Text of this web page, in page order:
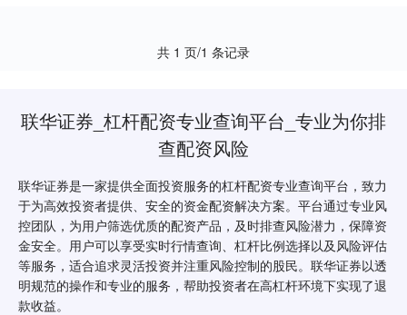
共 1 页/1 条记录
联华证券_杠杆配资专业查询平台_专业为你排
查配资风险
联华证券是一家提供全面投资服务的杠杆配资专业查询平台，致力
于为高效投资者提供、安全的资金配资解决方案。平台通过专业风
控团队，为用户筛选优质的配资产品，及时排查风险潜力，保障资
金安全。用户可以享受实时行情查询、杠杆比例选择以及风险评估
等服务，适合追求灵活投资并注重风险控制的股民。联华证券以透
明规范的操作和专业的服务，帮助投资者在高杠杆环境下实现了退
款收益。